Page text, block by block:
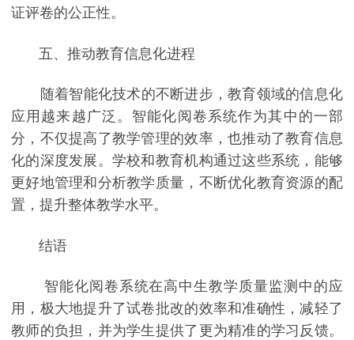
证评卷的公正性。
五、推动教育信息化进程
随着智能化技术的不断进步，教育领域的信息化
应用越来越广泛。智能化阅卷系统作为其中的一部
分，不仅提高了教学管理的效率，也推动了教育信息
化的深度发展。学校和教育机构通过这些系统，能够
更好地管理和分析教学质量，不断优化教育资源的配
置，提升整体教学水平。
结语
智能化阅卷系统在高中生教学质量监测中的应
用，极大地提升了试卷批改的效率和准确性，减轻了
教师的负担，并为学生提供了更为精准的学习反馈。